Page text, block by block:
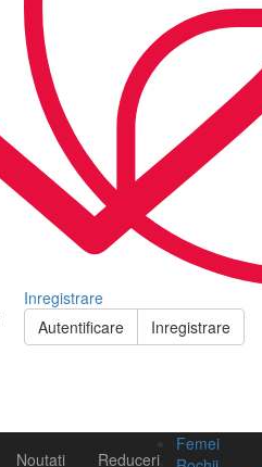
Inregistrare
Autentificare
Inregistrare
Noutati Reduceri
Femei